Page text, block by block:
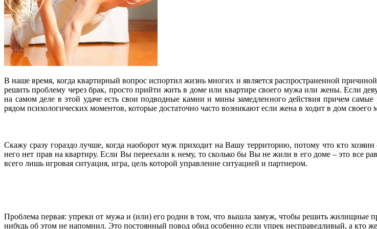
В наше время, когда квартирный вопрос испортил жизнь многих и является распространенной
решить проблему через брак, просто прийти жить в доме или квартире своего мужа или жены. Если
на самом деле в этой удаче есть свои подводные камни и мины замедленного действия причем
рядом психологических моментов, которые достаточно часто возникают если жена в ходит в дом своего
Скажу сразу гораздо лучше, когда наоборот муж приходит на Вашу территорию, потому что кто
него нет прав на квартиру. Если Вы переехали к нему, то сколько бы Вы не жили в его доме – это все
всего лишь игровая ситуация, игра, цель которой управление ситуацией и партнером.
Проблема первая: упреки от мужа и (или) его родни в том, что вышла замуж, чтобы решить жилищные
нибудь об этом не напомнил. Это постоянный повод обид особенно если упрек несправедливый, а кто